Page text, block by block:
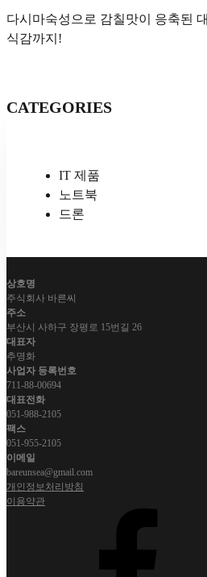
다시마숙성으로 감칠맛이 응축된
식감까지!
CATEGORIES
IT 제품
노트북
드론
상호명
주식회사 바른씨
주소
부산시 사하구 장평로 15번길 26
대표자
추명화
사업자 등록번호
711-88-00694
대표전화
051-988-2105
팩스
051-955-2105
이메일
bareunsea@gmail.com
개인정보처리방침
이용약관